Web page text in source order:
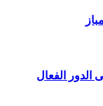
الدور الفعال